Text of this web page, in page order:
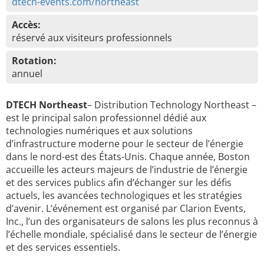
Accès:
réservé aux visiteurs professionnels
Rotation:
annuel
DTECH Northeast– Distribution Technology Northeast –
est le principal salon professionnel dédié aux
technologies numériques et aux solutions
d’infrastructure moderne pour le secteur de l’énergie
dans le nord-est des États-Unis. Chaque année, Boston
accueille les acteurs majeurs de l’industrie de l’énergie
et des services publics afin d’échanger sur les défis
actuels, les avancées technologiques et les stratégies
d’avenir. L’événement est organisé par Clarion Events,
Inc., l’un des organisateurs de salons les plus reconnus à
l’échelle mondiale, spécialisé dans le secteur de l’énergie
et des services essentiels.